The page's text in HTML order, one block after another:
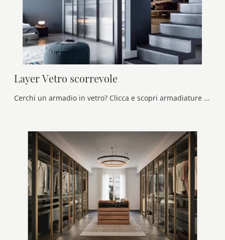
Layer Vetro scorrevole
Cerchi un armadio in vetro? Clicca e scopri armadiature a muro con ante scorrevoli di Novamobili.